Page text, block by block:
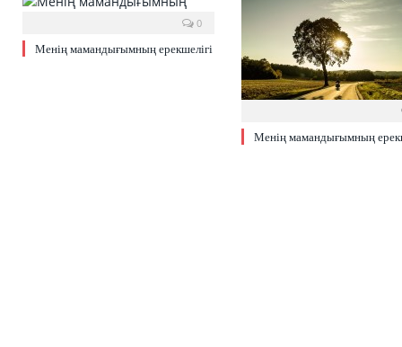
0
Менің мамандығымның ерекшелігі
Менің мамандығымның